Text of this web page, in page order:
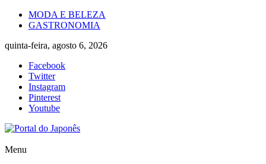
Skip
MODA E BELEZA
GASTRONOMIA
quinta-feira, agosto 6, 2026
Facebook
Twitter
Instagram
Pinterest
Youtube
Portal
Menu